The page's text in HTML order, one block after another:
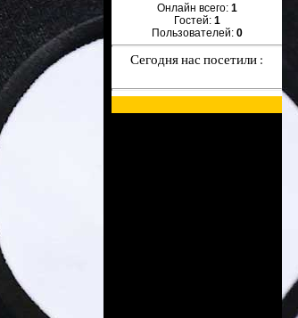
Онлайн всего: 1
Гостей: 1
Пользователей: 0
Сегодня нас посетили :